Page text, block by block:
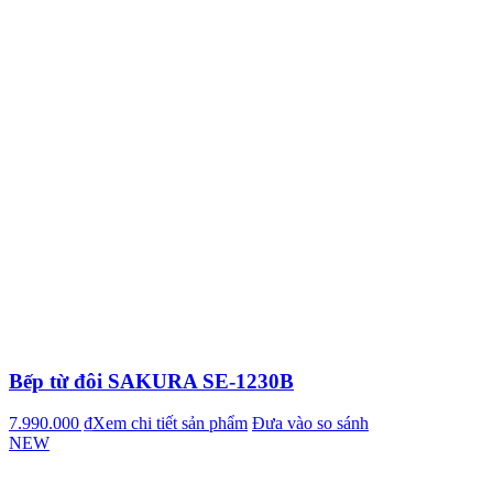
Bếp từ đôi SAKURA SE-1230B
7.990.000 ₫Xem chi tiết sản phẩm Đưa vào so sánh
NEW